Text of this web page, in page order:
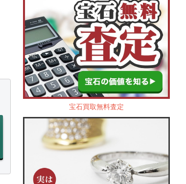
宝石買取無料査定